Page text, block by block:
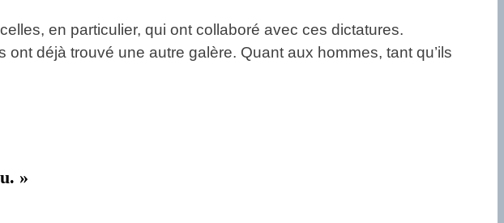
en particulier, qui ont collaboré avec ces dictatures.
déjà trouvé une autre galère. Quant aux hommes, tant qu’ils
»